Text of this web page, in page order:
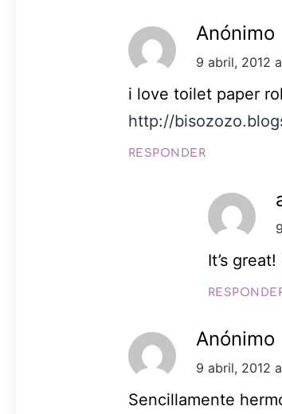
Anónimo
9 abril, 2012
i love toilet paper
http://
RESPONDER
It’s
Anónimo
9 abril, 2012
Sencillamente